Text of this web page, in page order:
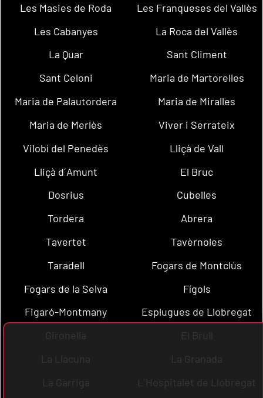
Les Masies de Roda
Les Franqueses del Vallès
Les Cabanyes
La Roca del Vallès
La Quar
Sant Climent
Sant Celoni
Maria de Martorelles
Maria de Palautordera
Maria de Miralles
Maria de Merlès
Viver i Serrateix
Vilobí del Penedès
Lliçà de Vall
Lliçà d´Amunt
El Bruc
Dosrius
Cubelles
Tordera
Abrera
Tavertet
Tavèrnoles
Taradell
Fogars de Montclús
Fogars de la Selva
Fígols
Figaró-Montmany
Esplugues de Llobregat
Gironella
El Brull
La Llacuna
La Granada
La Garriga
L´Hospitalet de Llobregat